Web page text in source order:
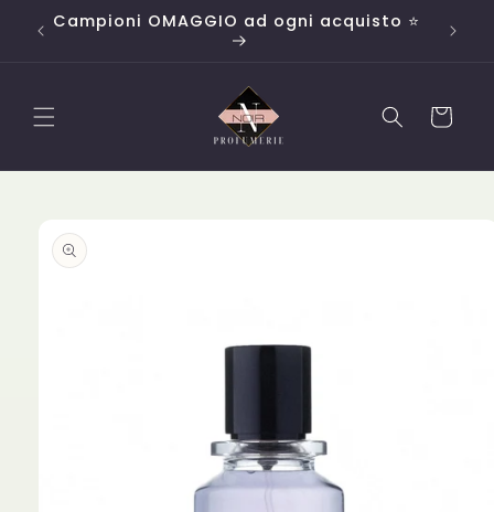
direttamente
ai contenuti
Campioni OMAGGIO ad ogni acquisto ⭐
Carrello
prodotto